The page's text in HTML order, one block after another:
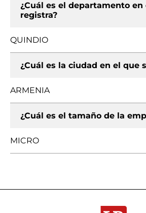
¿Cuál es el departamento en
registra?
QUINDIO
¿Cuál es la ciudad en el que
ARMENIA
¿Cuál es el tamaño de la
MICRO